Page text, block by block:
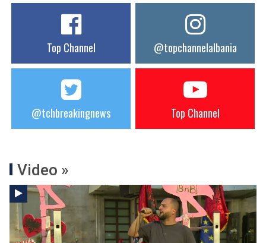
Top Channel @topchannelalbania
@tchbreakingnews Top Channel
Video »